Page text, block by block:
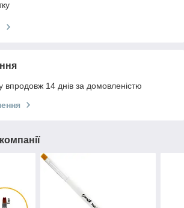
впродовж 14 днів за домовленістю